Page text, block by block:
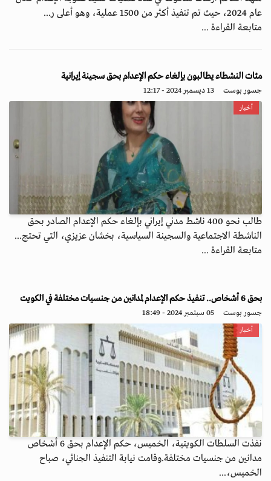
عام 2024، حيث تم تنفيذ أكثر من 1500 عملية، وهو أعلى ر...
متابعة القراءة ...
مئات النشطاء يطالبون بإلغاء حكم الإعدام بحق سجينة إيرانية
جسور بوست 13 ديسمبر 2024 - 12:17
أخبار
طالب نحو 400 ناشط مدني إيراني بإلغاء حكم الإعدام الصادر بحق
الناشطة الاجتماعية والسجينة السياسية، بخشان عزيزي، التي تحتج...
متابعة القراءة ...
بحق 6 أشخاص.. تنفيذ حكم الإعدام لمدانين من جنسيات مختلفة في الكويت
جسور بوست 05 سبتمبر 2024 - 18:49
أخبار
نفذت السلطات الكويتية، الخميس، حكم الإعدام بحق 6 أشخاص
مدانين من جنسيات مختلفة.وقامت نيابة التنفيذ الجنائي، صباح
الخميس،...